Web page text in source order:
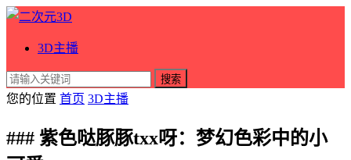
3D主播
搜索
您的位置 首页 3D主播
### 紫色哒豚豚txx呀：梦幻色彩中的小